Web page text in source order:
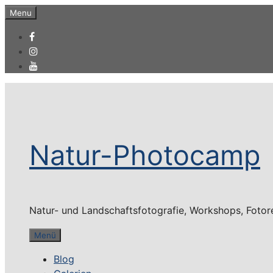
Zum
springen
Menu
Natur-Photocamp
Natur- und Landschaftsfotografie, Workshops,
Menü
Blog